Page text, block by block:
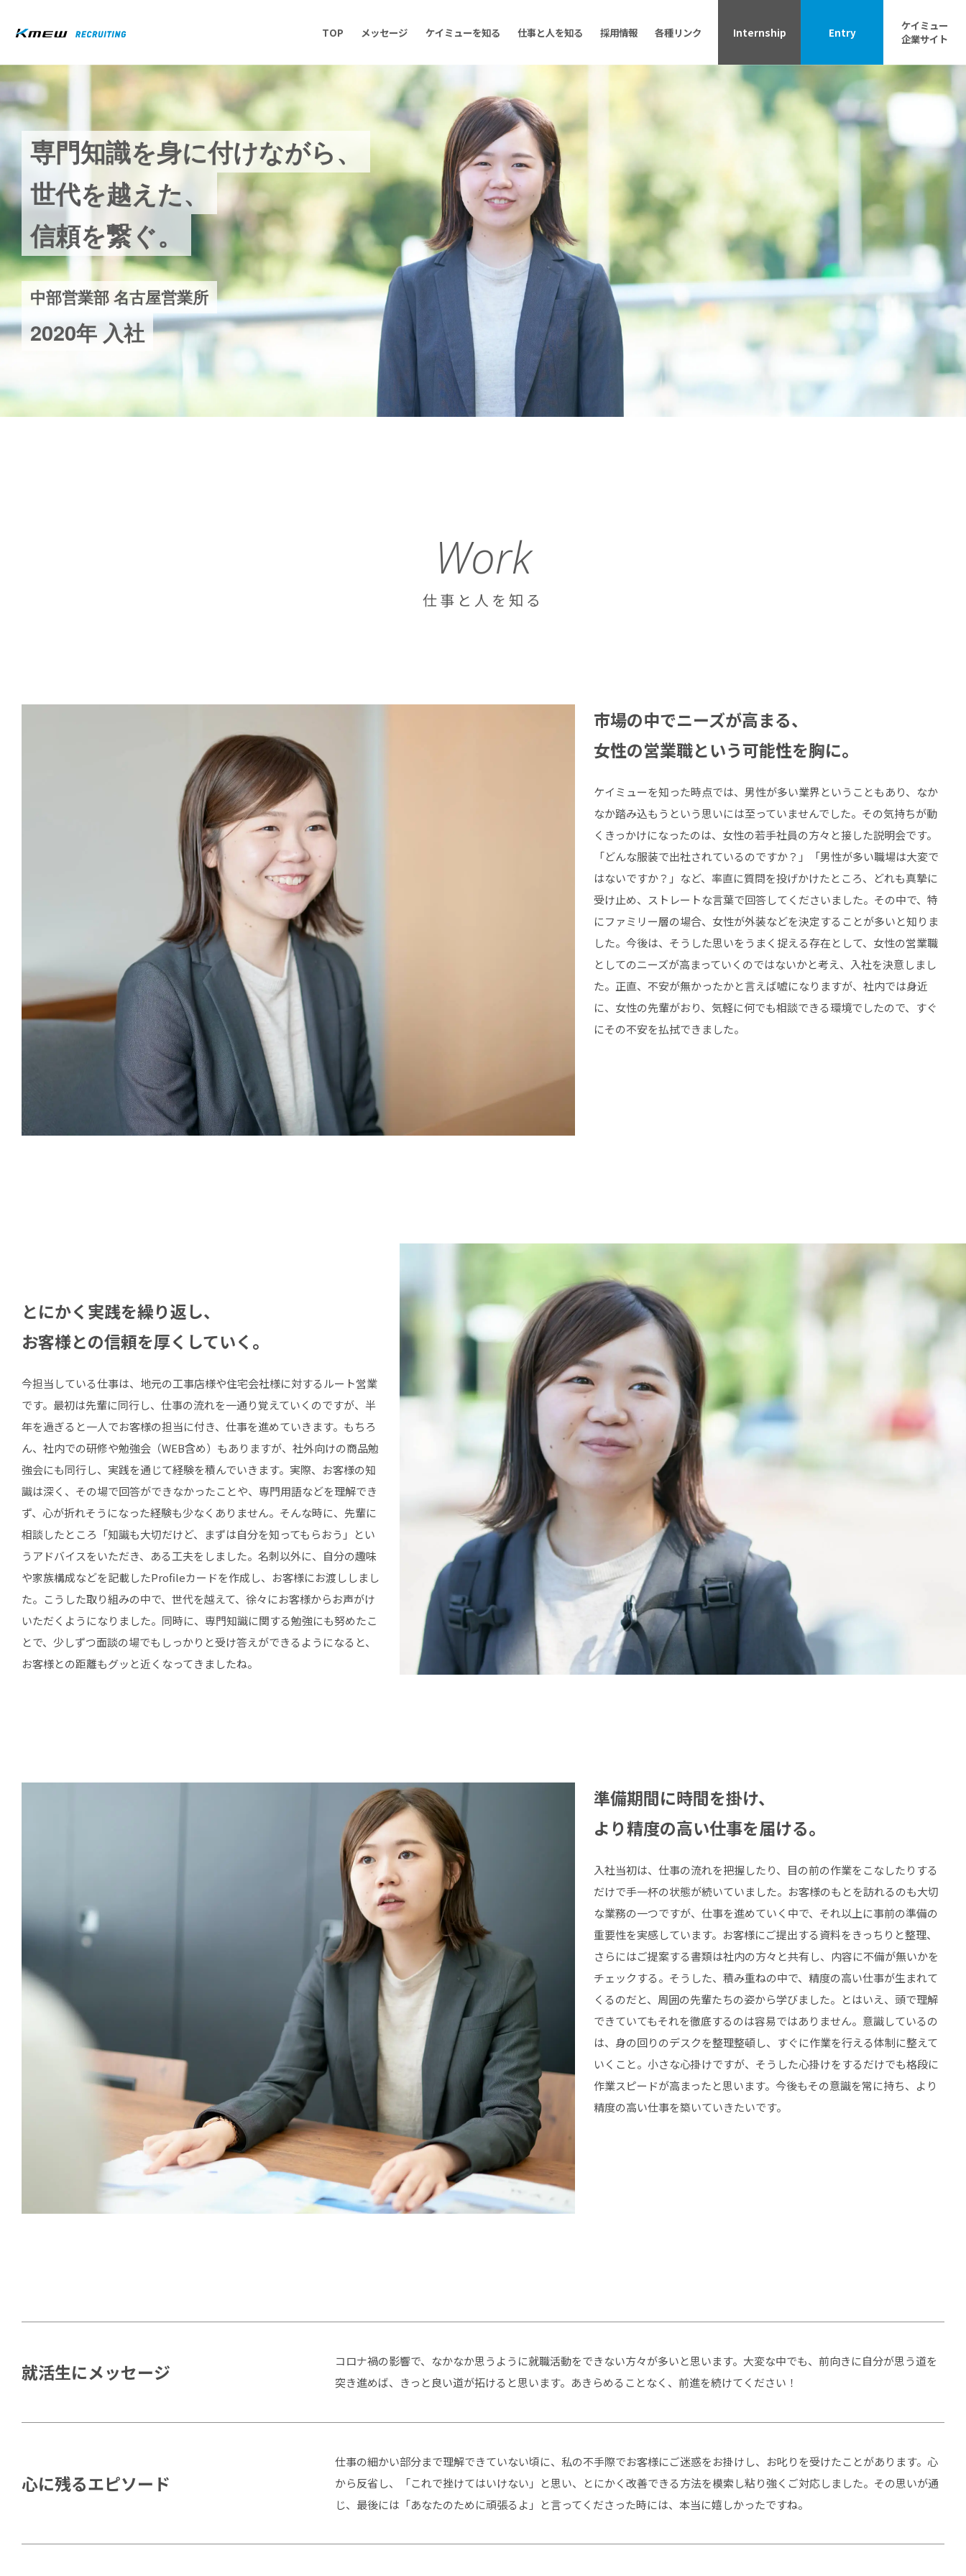
TOP メッセージ ケイミューを知る 仕事と人を知る 採用情報 各種リンク Internship Entry
ケイミュー
企業サイト
専門知識を身に付けながら、
世代を越えた、
信頼を繋ぐ。
中部営業部名古屋営業所
2020年 入社
Work
仕事と人を知る
市場の中でニーズが高まる、
女性の営業職という可能性を胸に。
ケイミューを知った時点では、男性が多い業界ということもあり、なか
なか踏み込もうという思いには至っていませんでした。その気持ちが動
くきっかけになったのは、女性の若手社員の方々と接した説明会です。
「どんな服装で出社されているのですか？」「男性が多い職場は大変で
はないですか？」など、率直に質問を投げかけたところ、どれも真摯に
受け止め、ストレートな言葉で回答してくださいました。その中で、特
にファミリー層の場合、女性が外装などを決定することが多いと知りま
した。今後は、そうした思いをうまく捉える存在として、女性の営業職
としてのニーズが高まっていくのではないかと考え、入社を決意しまし
た。正直、不安が無かったかと言えば嘘になりますが、社内では身近
に、女性の先輩がおり、気軽に何でも相談できる環境でしたので、すぐ
にその不安を払拭できました。
とにかく実践を繰り返し、
お客様との信頼を厚くしていく。
今担当している仕事は、地元の工事店様や住宅会社様に対するルート営業
です。最初は先輩に同行し、仕事の流れを一通り覚えていくのですが、半
年を過ぎると一人でお客様の担当に付き、仕事を進めていきます。もちろ
ん、社内での研修や勉強会（WEB含め）もありますが、社外向けの商品勉
強会にも同行し、実践を通じて経験を積んでいきます。実際、お客様の知
識は深く、その場で回答ができなかったことや、専門用語などを理解でき
ず、心が折れそうになった経験も少なくありません。そんな時に、先輩に
相談したところ「知識も大切だけど、まずは自分を知ってもらおう」とい
うアドバイスをいただき、ある工夫をしました。名刺以外に、自分の趣味
や家族構成などを記載したProfileカードを作成し、お客様にお渡ししまし
た。こうした取り組みの中で、世代を越えて、徐々にお客様からお声がけ
いただくようになりました。同時に、専門知識に関する勉強にも努めたこ
とで、少しずつ面談の場でもしっかりと受け答えができるようになると、
お客様との距離もグッと近くなってきましたね。
準備期間に時間を掛け、
より精度の高い仕事を届ける。
入社当初は、仕事の流れを把握したり、目の前の作業をこなしたりする
だけで手一杯の状態が続いていました。お客様のもとを訪れるのも大切
な業務の一つですが、仕事を進めていく中で、それ以上に事前の準備の
重要性を実感しています。お客様にご提出する資料をきっちりと整理、
さらにはご提案する書類は社内の方々と共有し、内容に不備が無いかを
チェックする。そうした、積み重ねの中で、精度の高い仕事が生まれて
くるのだと、周囲の先輩たちの姿から学びました。とはいえ、頭で理解
できていてもそれを徹底するのは容易ではありません。意識しているの
は、身の回りのデスクを整理整頓し、すぐに作業を行える体制に整えて
いくこと。小さな心掛けですが、そうした心掛けをするだけでも格段に
作業スピードが高まったと思います。今後もその意識を常に持ち、より
精度の高い仕事を築いていきたいです。
就活生にメッセージ
コロナ禍の影響で、なかなか思うように就職活動をできない方々が多いと思います。大変な中でも、前向きに自分が思う道を
突き進めば、きっと良い道が拓けると思います。あきらめることなく、前進を続けてください！
心に残るエピソード
仕事の細かい部分まで理解できていない頃に、私の不手際でお客様にご迷惑をお掛けし、お叱りを受けたことがあります。心
から反省し、「これで挫けてはいけない」と思い、とにかく改善できる方法を模索し粘り強くご対応しました。その思いが通
じ、最後には「あなたのために頑張るよ」と言ってくださった時には、本当に嬉しかったですね。